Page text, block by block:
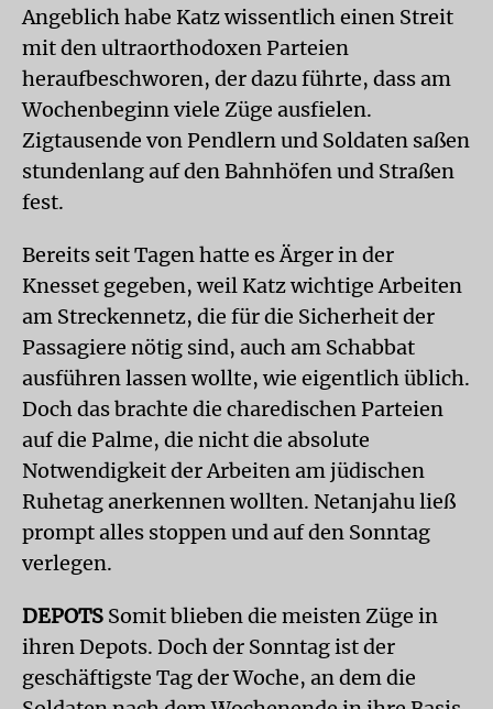
Angeblich habe Katz wissentlich einen Streit
mit den ultraorthodoxen Parteien
heraufbeschworen, der dazu führte, dass am
Wochenbeginn viele Züge ausfielen.
Zigtausende von Pendlern und Soldaten saßen
stundenlang auf den Bahnhöfen und Straßen
fest.
Bereits seit Tagen hatte es Ärger in der
Knesset gegeben, weil Katz wichtige Arbeiten
am Streckennetz, die für die Sicherheit der
Passagiere nötig sind, auch am Schabbat
ausführen lassen wollte, wie eigentlich üblich.
Doch das brachte die charedischen Parteien
auf die Palme, die nicht die absolute
Notwendigkeit der Arbeiten am jüdischen
Ruhetag anerkennen wollten. Netanjahu ließ
prompt alles stoppen und auf den Sonntag
verlegen.
DEPOTS Somit blieben die meisten Züge in
ihren Depots. Doch der Sonntag ist der
geschäftigste Tag der Woche, an dem die